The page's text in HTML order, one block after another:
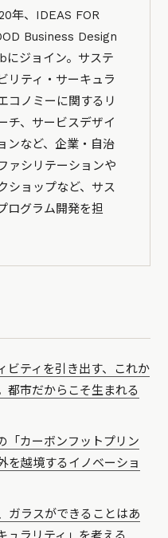
年、IDEAS FOR
Business Design
にジョイン。サステ
リティ・サーキュラ
コノミーに関するリ
チ、サービスデザイ
ンなど、企業・自治
ァシリテーションや
ショップなど、サス
ログラム開発を担
ビティを引き出す、これか
都市だからこそ生まれる
「カーボンフットプリン
を越境するイノベーショ
ガラスができることはあ